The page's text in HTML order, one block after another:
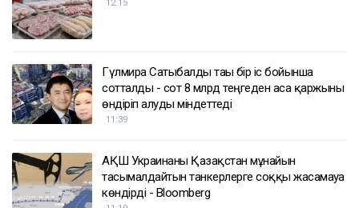
8 тамызда айырбастау пункттеріндегі валюта
бағамы қандай?
12:51
Оралда тексерілмеген ет өнімдері сатылған